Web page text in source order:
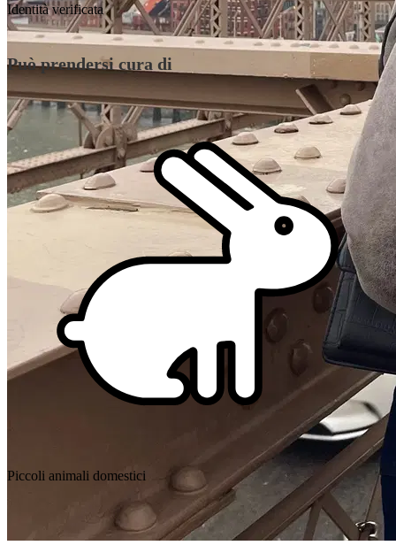
Identità verificata
Può prendersi cura di
Piccoli animali domestici